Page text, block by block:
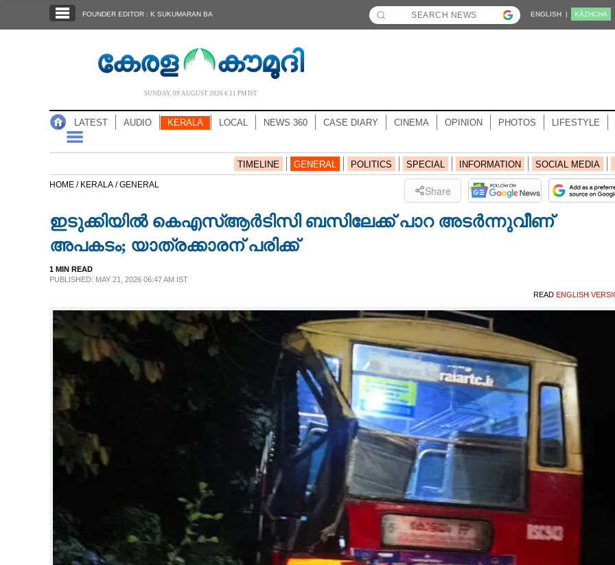
NOTIFIED NEWS
NEWS 360
CASE DIARY
LIFESTYLE
FOUNDER EDITOR : K SUKUMARAN BA ENGLISH | KĀZHCHA
SUNDAY, 09 AUGUST 2026 6.11 PM IST
LATEST AUDIO KERALA LOCAL NEWS 360 CASE DIARY CINEMA OPINION PHOTOS LIFESTYLE
TIMELINE GENERAL POLITICS SPECIAL INFORMATION SOCIAL MEDIA
HOME / KERALA /GENERAL Share
ഇടുക്കിയിൽ കെഎസ്ആ‌ർടിസി ബസിലേക്ക് പാറ അടർന്നുവീണ്
അപകടം; യാത്രക്കാരന് പരിക്ക്
1 MIN READ
PUBLISHED: MAY 21, 2026 06:47 AM IST
READ ENGLISH